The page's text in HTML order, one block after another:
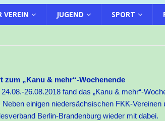
VEREIN JUGEND SPORT
zum „Kanu & mehr“-Wochenende
26.08.2018 fand das „Kanu & mehr“-
Neben einigen niedersächsischen FKK-
Berlin-Brandenburg wieder mit dabei.